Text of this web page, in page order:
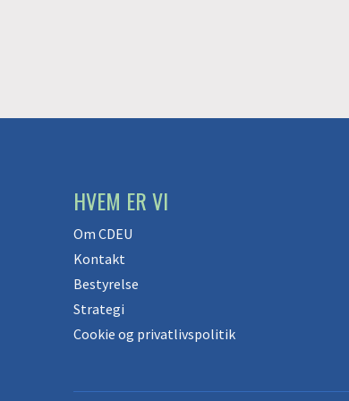
HVEM ER VI
Om CDEU
Kontakt
Bestyrelse
Strategi
Cookie og privatlivspolitik